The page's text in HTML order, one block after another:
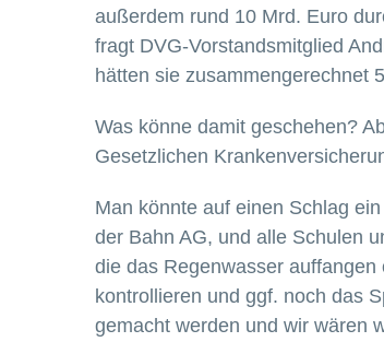
außerdem rund 10 Mrd. Euro
fragt DVG-Vorstandsmitglied
hätten sie zusammengerechnet
Was könne damit geschehen?
Gesetzlichen
Man könnte auf einen Schlag
der Bahn AG, und alle Schulen
die das Regenwasser
kontrollieren und ggf. noch das
gemacht werden und wir wären